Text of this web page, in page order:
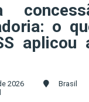
o
aplicou
2026
Brasil